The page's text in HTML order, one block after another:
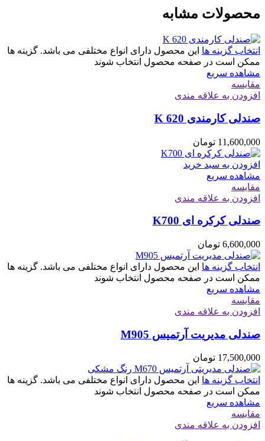
محصولات مشابه
انتخاب گزینه ها این محصول دارای انواع مختلفی می باشد. گزینه ها
ممکن است در صفحه محصول انتخاب شوند
مشاهده سریع
مقایسه
افزودن به علاقه مندی
صندلی کارمندی K 620
11,600,000 تومان
افزودن به سبد خرید
مشاهده سریع
مقایسه
افزودن به علاقه مندی
صندلی کرکره ای K700
6,600,000 تومان
انتخاب گزینه ها این محصول دارای انواع مختلفی می باشد. گزینه ها
ممکن است در صفحه محصول انتخاب شوند
مشاهده سریع
مقایسه
افزودن به علاقه مندی
صندلی مدیریت آرتمیس M905
17,500,000 تومان
انتخاب گزینه ها این محصول دارای انواع مختلفی می باشد. گزینه ها
ممکن است در صفحه محصول انتخاب شوند
مشاهده سریع
مقایسه
افزودن به علاقه مندی